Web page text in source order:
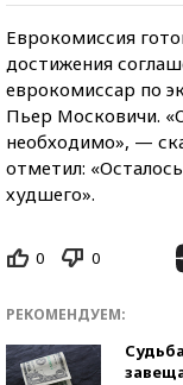
Еврокомиссия
достижения
еврокомиссар по
Пьер Московичи.
необходимо», —
отметил:
худшего».
0 0
РЕКОМЕНДУЕМ: